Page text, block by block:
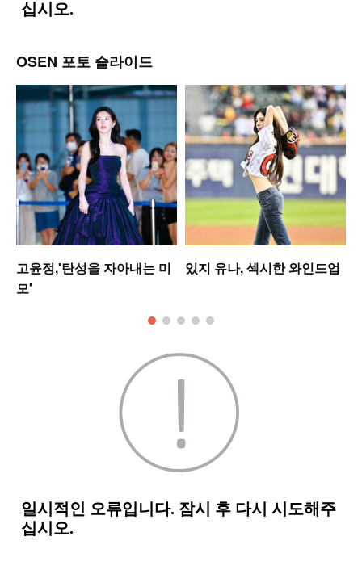
OSEN 포토 슬라이드
고윤정,'탄성을 자아내는 미
모'
있지 유나, 섹시한 와인드업